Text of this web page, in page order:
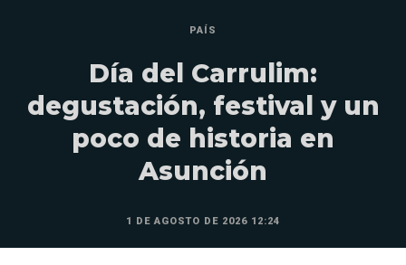
PAÍS
Día del Carrulim:
degustación, festival y un
poco de historia en
Asunción
1 DE AGOSTO DE 2026 12:24